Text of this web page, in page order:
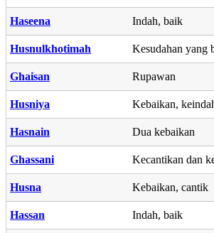
Haseena Indah, baik
Husnulkhotimah Kesudahan yang
Ghaisan Rupawan
Husniya Kebaikan,
Hasnain Dua kebaikan
Ghassani Kecantikan dan
Husna Kebaikan, cantik
Hassan Indah, baik